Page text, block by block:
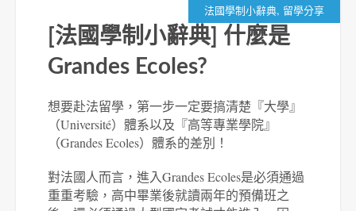
法國學制小辭典, 留學分享
[法國學制小辭典] 什麼是
Grandes Ecoles?
想要赴法留學，第一步一定要搞清楚『大學』
（Université）體系以及『高等專業學院』
（Grandes Ecoles）體系的差別！
對法國人而言，進入Grandes Ecoles是必須通過
重重考驗，高中畢業後就讀兩年的預備班之